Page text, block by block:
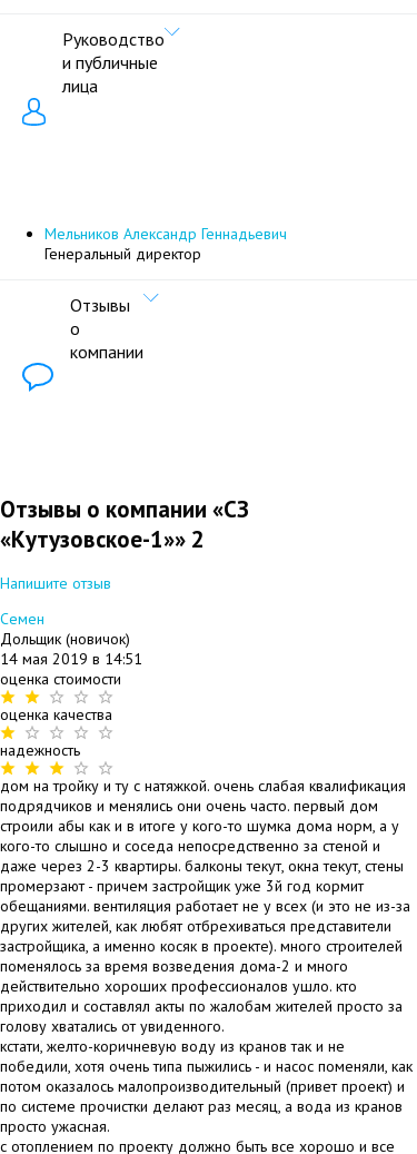
Руководство
и публичные
лица
Мельников Александр Геннадьевич
Генеральный директор
Отзывы
о
компании
Отзывы о компании «СЗ
«Кутузовское-1»» 2
Напишите отзыв
Семен
Дольщик (новичок)
14 мая 2019 в 14:51
оценка стоимости
оценка качества
надежность
дом на тройку и ту с натяжкой. очень слабая квалификация
подрядчиков и менялись они очень часто. первый дом
строили абы как и в итоге у кого-то шумка дома норм, а у
кого-то слышно и соседа непосредственно за стеной и
даже через 2-3 квартиры. балконы текут, окна текут, стены
промерзают - причем застройщик уже 3й год кормит
обещаниями. вентиляция работает не у всех (и это не из-за
других жителей, как любят отбрехиваться представители
застройщика, а именно косяк в проекте). много строителей
поменялось за время возведения дома-2 и много
действительно хороших профессионалов ушло. кто
приходил и составлял акты по жалобам жителей просто за
голову хватались от увиденного.
кстати, желто-коричневую воду из кранов так и не
победили, хотя очень типа пыжились - и насос поменяли, как
потом оказалось малопроизводительный (привет проект) и
по системе прочистки делают раз месяц, а вода из кранов
просто ужасная.
с отоплением по проекту должно быть все хорошо и все